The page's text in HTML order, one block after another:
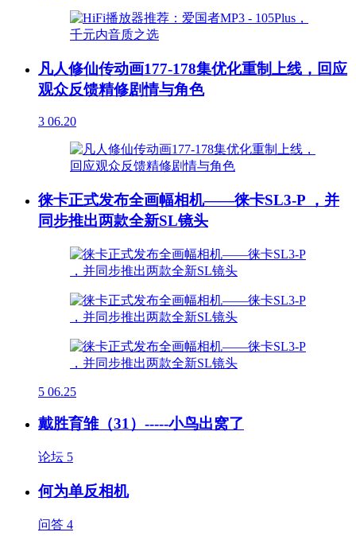
凡人修仙传动画177-178集优化重制上线，回应
观众反馈精修剧情与角色
3 06.20
徕卡正式发布全画幅相机——徕卡SL3-P ，并
同步推出两款全新SL镜头
5 06.25
戴胜育雏（31）-----小鸟出窝了
论坛 5
何为单反相机
问答 4